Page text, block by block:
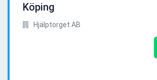
Köping
Hjälptorget AB